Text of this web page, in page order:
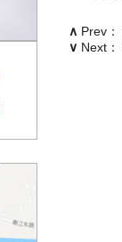
∧ Prev：
∨ Next：